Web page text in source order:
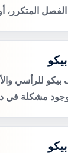
المتكرر،
للرأسي
مشكلة في